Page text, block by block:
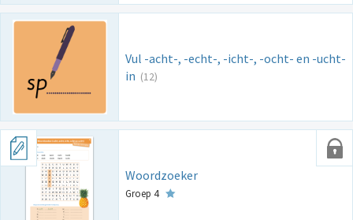
Vul -acht-, -echt-, -icht-, -ocht- en -ucht-
in (12)
Woordzoeker
Groep 4